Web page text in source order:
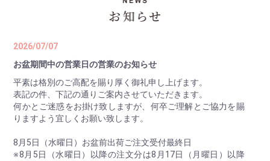
2026/07/07
お盆期間中の営業日の営業のお知らせ
平素は格別のご高配を賜り厚く御礼申し上げます。
表記の件、下記の通りご案内させていただきます。
何かとご迷惑をお掛け致しますが、何卒ご理解とご協力を賜
りますよう宜しくお願い致します。
8月5日（水曜日）お盆前出荷ご注文受付最終日
※8月5日（水曜日）以降の注文分は8月17日（月曜日）以降